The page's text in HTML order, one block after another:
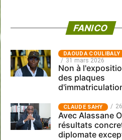
FANICO
‎DAOUDA COULIBALY
31 mars 2026
Non à
des plaques
CLAUDE SAHY
Avec Alassane
résultats
diplomate